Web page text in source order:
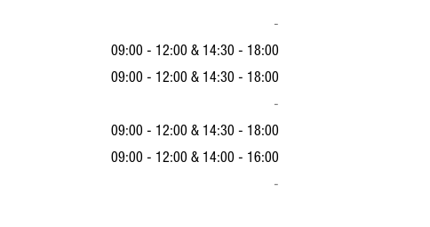
-
09:00 - 12:00 & 14:30 - 18:00
09:00 - 12:00 & 14:30 - 18:00
-
09:00 - 12:00 & 14:30 - 18:00
09:00 - 12:00 & 14:00 - 16:00
-